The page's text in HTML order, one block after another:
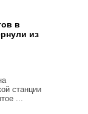
в
из
станции
...